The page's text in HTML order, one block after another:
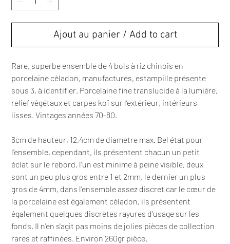
Ajout au panier / Add to cart
Rare, superbe ensemble de 4 bols à riz chinois en
porcelaine céladon, manufacturés, estampille présente
sous 3, à identifier. Porcelaine fine translucide à la lumière,
relief végétaux et carpes koï sur l’extérieur, intérieurs
lisses. Vintages années 70-80.
6cm de hauteur, 12,4cm de diamètre max. Bel état pour
l'ensemble, cependant, ils présentent chacun un petit
éclat sur le rebord, l'un est minime à peine visible, deux
sont un peu plus gros entre 1 et 2mm, le dernier un plus
gros de 4mm, dans l'ensemble assez discret car le cœur de
la porcelaine est également céladon, ils présentent
également quelques discrètes rayures d'usage sur les
fonds. Il n'en s'agit pas moins de jolies pièces de collection
rares et raffinées. Environ 260gr pièce.